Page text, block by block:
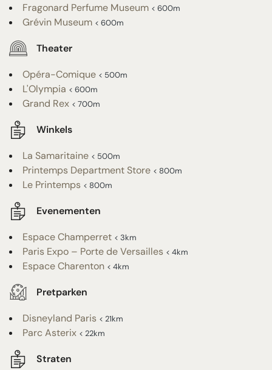
Fragonard Perfume Museum < 600m
Grévin Museum < 600m
Theater
Opéra-Comique < 500m
L'Olympia < 600m
Grand Rex < 700m
Winkels
La Samaritaine < 500m
Printemps Department Store < 800m
Le Printemps < 800m
Evenementen
Espace Champerret < 3km
Paris Expo – Porte de Versailles < 4km
Espace Charenton < 4km
Pretparken
Disneyland Paris < 21km
Parc Asterix < 22km
Straten